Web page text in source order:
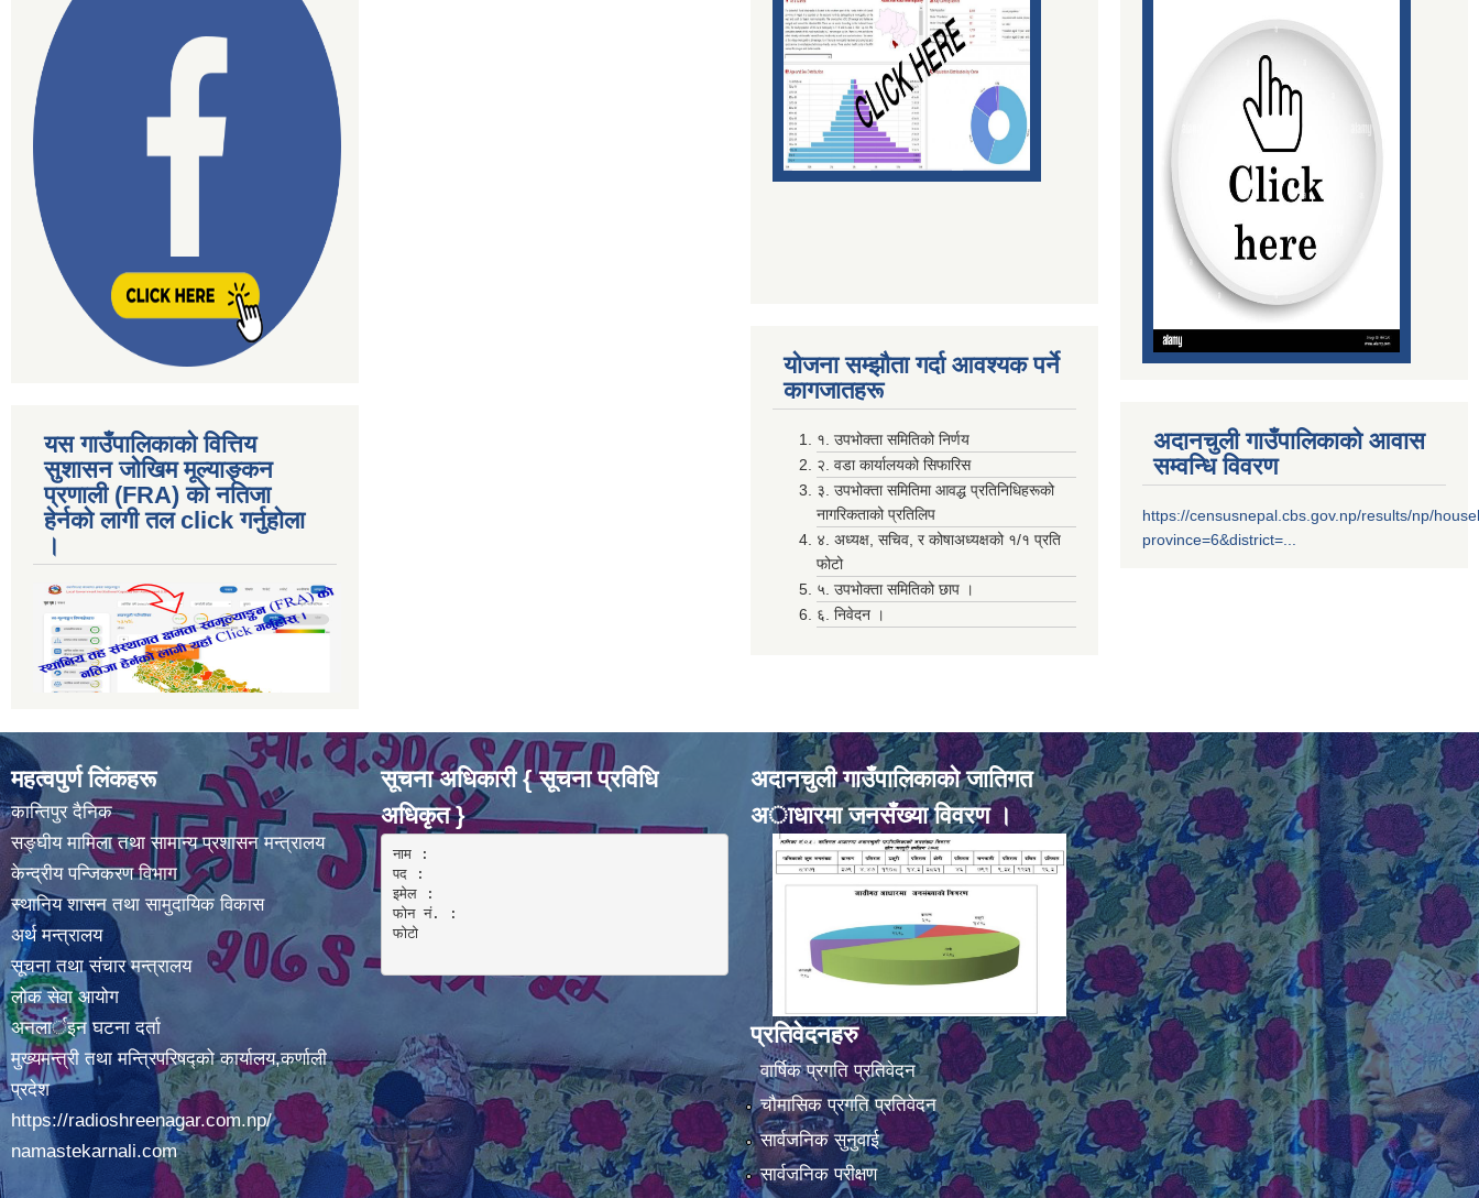
यस गाउँपालिकाकाे वित्तिय
सुशासन जोखिम मूल्याङ्कन
प्रणाली (FRA) काे नतिजा
हेर्नकाे लागी तल click गर्नुहाेला
।
योजना सम्झाैता गर्दा आवश्यक पर्ने
कागजातहरू
१. उपभोक्ता समितिको निर्णय
२. वडा कार्यालयको सिफारिस
३. उपभोक्ता समितिमा आवद्ध प्रतिनिधिहरूको
नागरिकताको प्रतिलिप
४. अध्यक्ष, सचिव, र कोषाअध्यक्षको १/१ प्रति
फोटो
५. उपभोक्ता समितिको छाप ।
६. निवेदन ।
अदानचुली गाउँपालिकाको आवास
सम्वन्धि विवरण
https://censusnepal.cbs.gov.np/results/np/
province=6&district=...
महत्वपुर्ण लिंकहरू
कान्तिपुर दैनिक
सङ्घीय मामिला तथा सामान्य प्रशासन मन्त्रालय
केन्द्रीय पन्जिकरण विभाग
स्थानिय शासन तथा सामुदायिक विकास
अर्थ मन्त्रालय
सूचना तथा संचार मन्त्रालय
लोक सेवा आयोग
अनलार्इन घटना दर्ता
मुख्यमन्त्री तथा मन्त्रिपरिषद्को कार्यालय,कर्णाली
प्रदेश
https://radioshreenagar.com.np/
namastekarnali.com
सूचना अधिकारी { सूचना प्रविधि
अधिकृत }
नाम :
पद :
इमेल :
फोन नं. :
फोटो
अदानचुली गाउँपालिकाकाे जातिगत
अाधारमा जनसँख्या विवरण ।
प्रतिवेदनहरु
वार्षिक प्रगति प्रतिवेदन
चौमासिक प्रगति प्रतिवेदन
सार्वजनिक सुनुवाई
सार्वजनिक परीक्षण